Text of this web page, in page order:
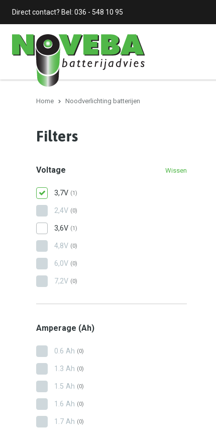
Direct contact? Bel: 036 - 548 10 95
Home Noodverlichting batterijen
Filters
Voltage Wissen
3,7V (1)
2,4V (0)
3,6V (1)
4,8V (0)
6,0V (0)
7,2V (0)
Amperage (Ah)
0.6 Ah (0)
1.3 Ah (0)
1.5 Ah (0)
1.6 Ah (0)
1.7 Ah (0)